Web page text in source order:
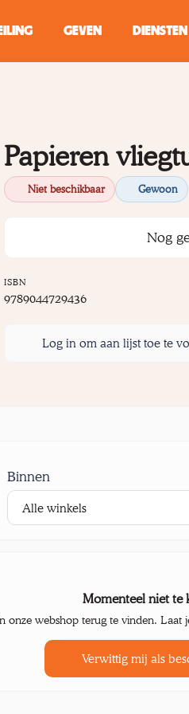
GEVEN DIENSTEN
Papieren
Niet beschikbaar Gewoon
Nog
ISBN
9789044729436
Log in om aan lijst toe te
Binnen
Momenteel niet te
onze webshop terug te vinden. Laat
Verwittig mij als